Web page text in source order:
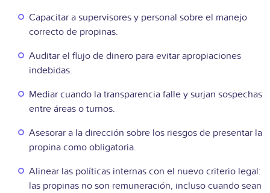
Capacitar a supervisores y personal sobre el manejo
correcto de propinas.
Auditar el flujo de dinero para evitar apropiaciones
indebidas.
Mediar cuando la transparencia falle y surjan sospechas
entre áreas o turnos.
Asesorar a la dirección sobre los riesgos de presentar la
propina como obligatoria.
Alinear las políticas internas con el nuevo criterio legal:
las propinas no son remuneración, incluso cuando sean